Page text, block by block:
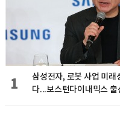
삼성전자, 로봇 사업 미래
다...보스턴다이내믹스
1